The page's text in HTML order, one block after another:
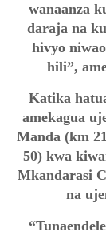
wanaanza
daraja na
hivyo
hili”,
Katika
amekagua
Manda (km
50) kwa
Mkandarasi
na